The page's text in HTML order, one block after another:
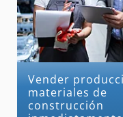
Vender producción de
materiales de
construcción